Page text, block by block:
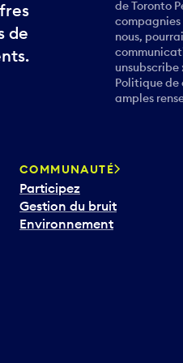
de
de Toronto
compagnies
nous,
unsubscribe
Politique de
amples
COMMUNAUTÉ
Participez
Gestion du bruit
Environnement